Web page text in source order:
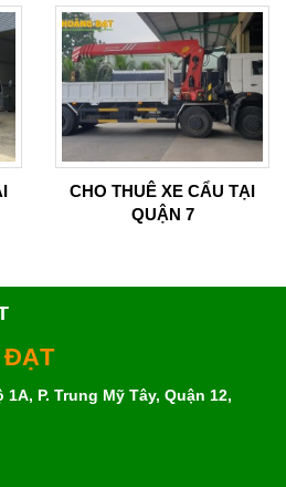
CHO THUÊ XE CẨU TẠI
QUẬN 7
ĐẠT
P. Trung Mỹ Tây, Quận 12,